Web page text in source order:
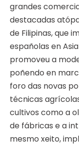
grandes
destacadas
de Filipinas, que
españolas en
promoveu a
poñendo en
foro das novas
técnicas
cultivos como a
de fábricas e a
mesmo xeito,